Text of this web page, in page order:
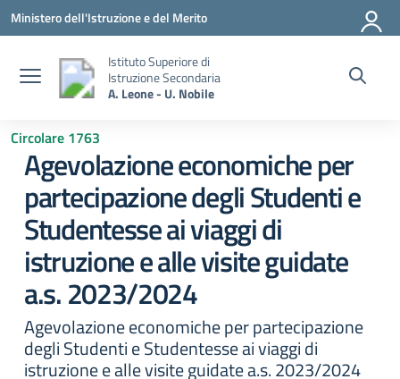
Vai ai contenuti
Vai al menu di navigazione
Vai al footer
Ministero dell'Istruzione e del Merito
Istituto Superiore di
Istruzione Secondaria
A. Leone - U. Nobile
Circolare 1763
Agevolazione economiche per
partecipazione degli Studenti e
Studentesse ai viaggi di
istruzione e alle visite guidate
a.s. 2023/2024
Agevolazione economiche per partecipazione
degli Studenti e Studentesse ai viaggi di
istruzione e alle visite guidate a.s. 2023/2024